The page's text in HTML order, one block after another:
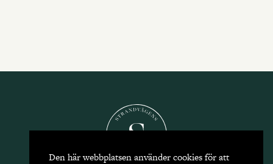
Den här webbplatsen använder cookies för att